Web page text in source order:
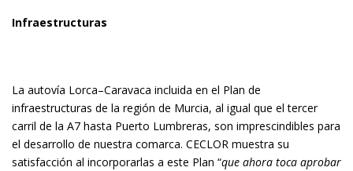
Infraestructuras
La autovía Lorca–Caravaca incluida en el Plan de
infraestructuras de la región de Murcia, al igual que el tercer
carril de la A7 hasta Puerto Lumbreras, son imprescindibles para
el desarrollo de nuestra comarca. CECLOR muestra su
satisfacción al incorporarlas a este Plan “que ahora toca aprobar